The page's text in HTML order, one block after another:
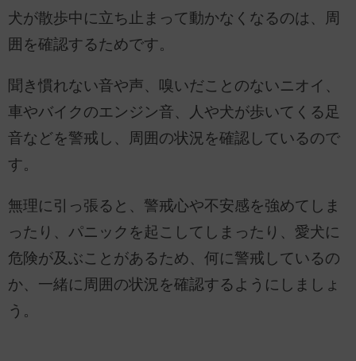
犬が散歩中に立ち止まって動かなくなるのは、周
囲を確認するためです。
聞き慣れない音や声、嗅いだことのないニオイ、
車やバイクのエンジン音、人や犬が歩いてくる足
音などを警戒し、周囲の状況を確認しているので
す。
無理に引っ張ると、警戒心や不安感を強めてしま
ったり、パニックを起こしてしまったり、愛犬に
危険が及ぶことがあるため、何に警戒しているの
か、一緒に周囲の状況を確認するようにしましょ
う。